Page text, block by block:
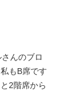
んのブロ
もB席です
2階席から